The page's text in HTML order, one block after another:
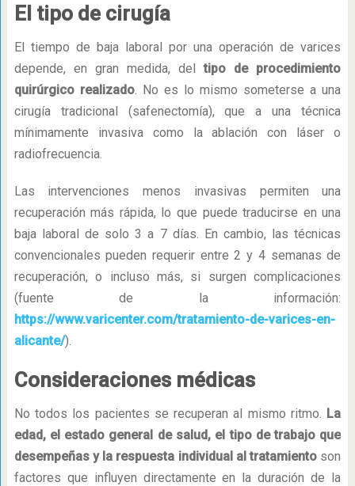
El tipo de cirugía
El tiempo de baja laboral por una operación de varices
depende, en gran medida, deltipo de procedimiento
quirúrgico realizado. No es lo mismo someterse a una
cirugía tradicional (safenectomía), que a una técnica
mínimamente invasiva como la ablación con láser o
radiofrecuencia.
Las intervenciones menos invasivas permiten una
recuperación más rápida, lo que puede traducirse en una
baja laboral de solo 3 a 7 días. En cambio, las técnicas
convencionales pueden requerir entre 2 y 4 semanas de
recuperación, o incluso más, si surgen complicaciones
(fuente de la información:
https://www.varicenter.com/tratamiento-de-varices-en-
alicante/).
Consideraciones médicas
No todos los pacientes se recuperan al mismo ritmo. La
edad, el estado general de salud, el tipo de trabajo que
desempeñas y la respuesta individual al tratamiento son
factores que influyen directamente en la duración de la